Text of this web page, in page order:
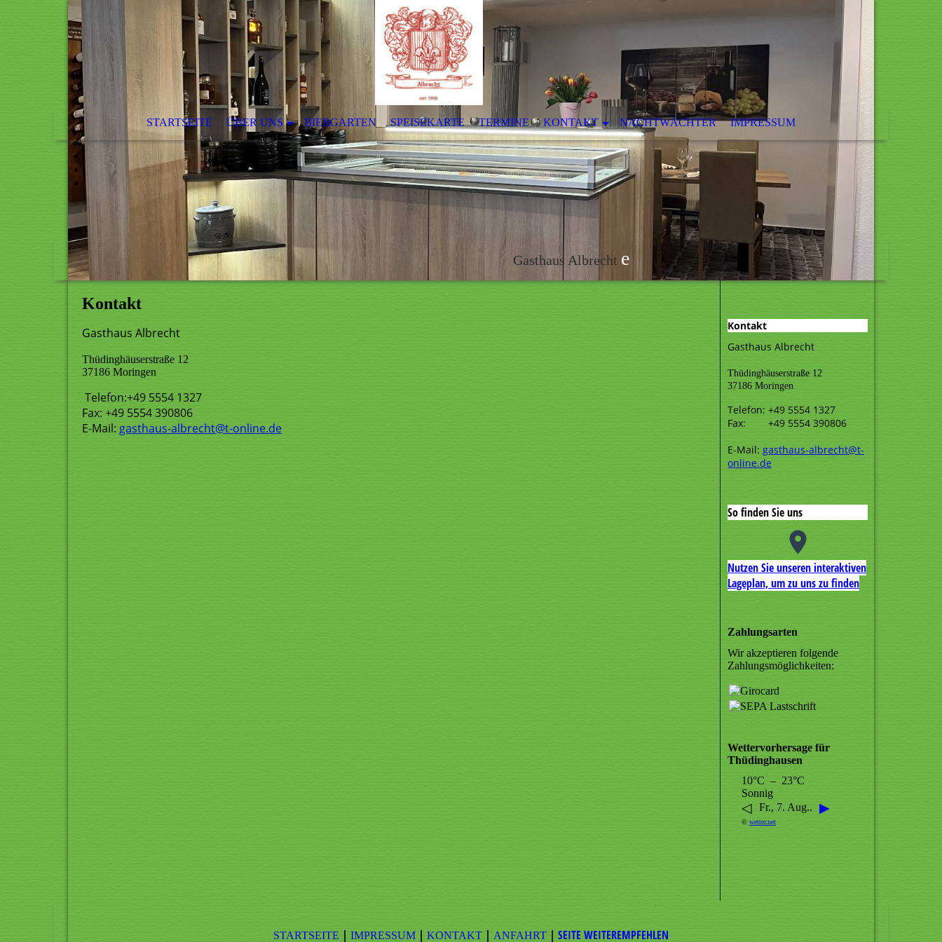
STARTSEITE ÜBER UNS BIERGARTEN SPEISEKARTE TERMINE KONTAKT NACHTWÄCHTER IMPRESSUM
Gasthaus Albrecht e
Kontakt
Gasthaus Albrecht
Thüdinghäuserstraße 12
37186 Moringen
Telefon:+49 5554 1327
Fax: +49 5554 390806
E-Mail: gasthaus-albrecht@t-online.de
Kontakt
Gasthaus Albrecht
Thüdinghäuserstraße 12
37186 Moringen
Telefon: +49 5554 1327
Fax: +49 5554 390806
E-Mail: gasthaus-albrecht@t-
online.de
So finden Sie uns
Nutzen Sie unseren interaktiven
La­ge­plan, um zu uns zu finden
Zahlungsarten
Wir akzeptieren folgende
Zahlungsmöglichkeiten:
Wettervorhersage für
Thüdinghausen
10°C – 23°C
Sonnig
◁ Fr., 7. Aug.. ▶
© wetter.net
STARTSEITE | IMPRESSUM | KONTAKT | ANFAHRT | SEITE WEITEREMPFEHLEN